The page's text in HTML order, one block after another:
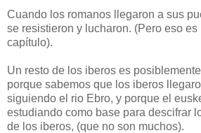
Cuando los romanos llegaron a sus
se resistieron y lucharon. (Pero eso
capítulo).
Un resto de los iberos es
porque sabemos que los iberos
siguiendo el rio Ebro, y porque el
estudiando como base para descifrar
de los iberos, (que no son muchos).